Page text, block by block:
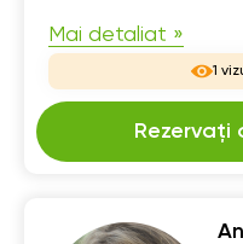
Mai detaliat »
1